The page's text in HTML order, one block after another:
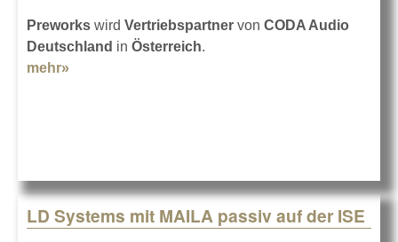
Preworks wird Vertriebspartner von CODA Audio
Deutschland in Österreich.
mehr»
LD Systems mit MAILA passiv auf der ISE